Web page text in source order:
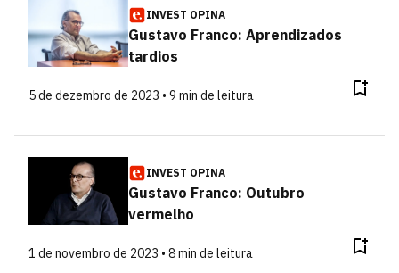
INVEST OPINA
Gustavo Franco: Aprendizados
tardios
5 de dezembro de 2023 • 9 min de leitura
INVEST OPINA
Gustavo Franco: Outubro
vermelho
1 de novembro de 2023 • 8 min de leitura